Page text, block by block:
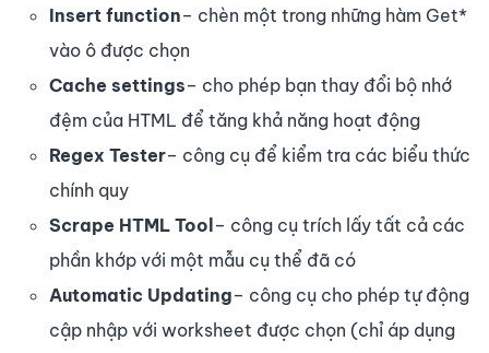
Insert function– chèn một trong những hàm Get*
vào ô được chọn
Cache settings– cho phép bạn thay đổi bộ nhớ
đệm của HTML để tăng khả năng hoạt động
Regex Tester– công cụ để kiểm tra các biểu thức
chính quy
Scrape HTML Tool – công cụ trích lấy tất cả các
phần khớp với một mẫu cụ thể đã có
Automatic Updating– công cụ cho phép tự động
cập nhập với worksheet được chọn (chỉ áp dụng